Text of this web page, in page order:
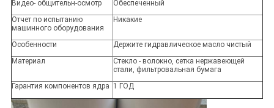
Видео- общительн-осмотр
Обеспеченный
Отчет по испытанию
машинного оборудования
Никакие
Особенности
Держите гидравлическое масло чистый
Материал
Стекло - волокно, сетка нержавеющей
стали, фильтровальная бумага
Гарантия компонентов ядра 1 ГОД